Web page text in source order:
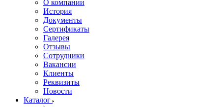
О компании
История
Документы
Сертификаты
Галерея
Отзывы
Сотрудники
Вакансии
Клиенты
Реквизиты
Новости
Каталог